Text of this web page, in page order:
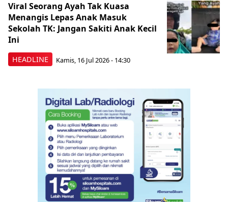
HEADLINE
Viral Seorang Ayah Tak Kuasa
Menangis Lepas Anak Masuk
Sekolah TK: Jangan Sakiti Anak Kecil
Ini
Kamis, 16 Jul 2026 - 14:30